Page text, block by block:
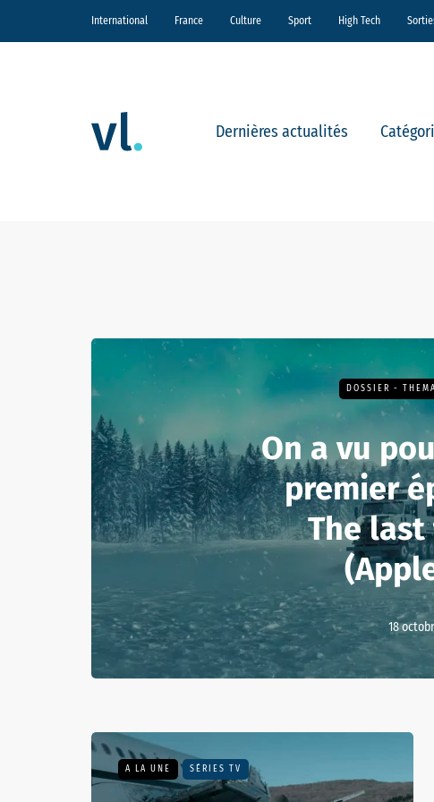
International France Culture Sport High Tech
Dernières actualités
DOSSIER - THEMA
On a vu
premier
The
18
A LA UNE SÉRIES TV